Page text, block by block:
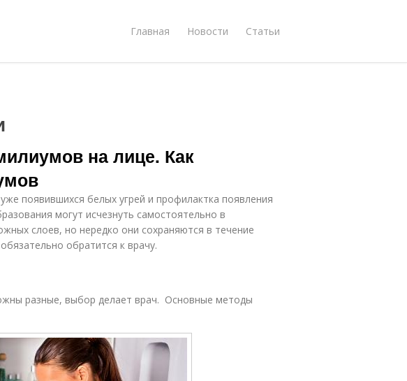
Главная Новости Статьи
на лице. Как
появившихся белых угрей и профилактка появления
могут исчезнуть самостоятельно в
слоев, но нередко они сохраняются в течение
обратится к врачу.
разные, выбор делает врач. Основные методы